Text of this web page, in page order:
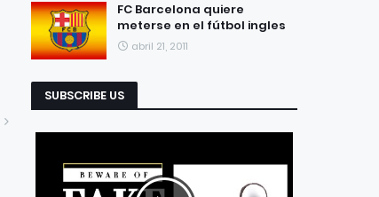
FC Barcelona quiere
meterse en el fútbol ingles
abril 21, 2011
SUBSCRIBE US